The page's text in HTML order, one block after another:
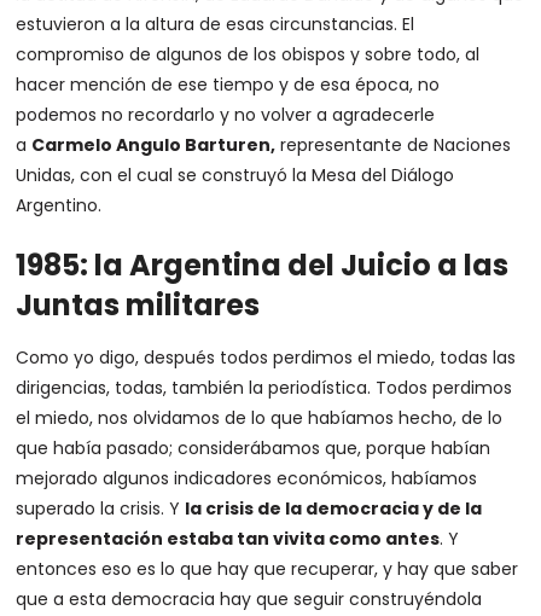
estuvieron a la altura de esas circunstancias. El
compromiso de algunos de los obispos y sobre todo, al
hacer mención de ese tiempo y de esa época, no
podemos no recordarlo y no volver a agradecerle
a Carmelo Angulo Barturen, representante de Naciones
Unidas, con el cual se construyó la Mesa del Diálogo
Argentino.
1985: la Argentina del Juicio a las
Juntas militares
Como yo digo, después todos perdimos el miedo, todas las
dirigencias, todas, también la periodística. Todos perdimos
el miedo, nos olvidamos de lo que habíamos hecho, de lo
que había pasado; considerábamos que, porque habían
mejorado algunos indicadores económicos, habíamos
superado la crisis. Y la crisis de la democracia y de la
representación estaba tan vivita como antes. Y
entonces eso es lo que hay que recuperar, y hay que saber
que a esta democracia hay que seguir construyéndola